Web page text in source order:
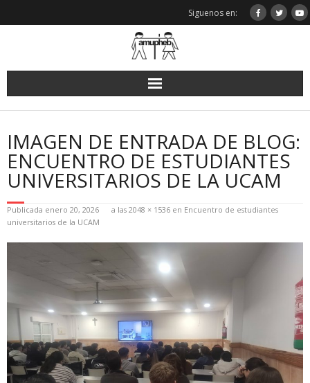
Siguenos en:
IMAGEN DE ENTRADA DE BLOG:
ENCUENTRO DE ESTUDIANTES
UNIVERSITARIOS DE LA UCAM
Publicada enero 20, 2026 a las 2048 × 1536 en Encuentro de estudiantes
universitarios de la UCAM